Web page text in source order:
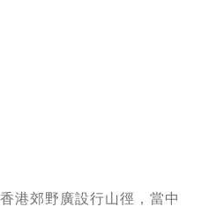
港郊野廣設行山徑，當中